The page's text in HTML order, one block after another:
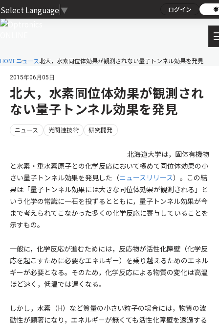
Select Language ▼ ログイン
HOMEニュース北大，水素同位体効果が観測されない量子トンネル効果を発見
2015年06月05日
北大，水素同位体効果が観測され
ない量子トンネル効果を発見
ニュース 光関連技術 研究開発
北海道大学は，固体有機物
と水素・重水素原子との化学反応において極めて同位体効果の小
さい量子トンネル効果を発見した（ニュースリリース）。この結
果は「量子トンネル効果には大きな同位体効果が観測される」と
いう化学の常識に一石を投ずるとともに，量子トンネル効果が今
まで考えられてこなかった多くの化学反応に寄与していることを
示すもの。
一般に，化学反応が進むためには，反応物が活性化障壁（化学反
応を起こすために必要なエネルギー）を乗り越えるためのエネル
ギーが必要となる。そのため，化学反応による物質の変化は高温
ほど速く，低温では遅くなる。
しかし，水素（H）など質量の小さい粒子の場合には，物質の波
動性が顕著になり，エネルギーが無くても活性化障壁を透過する